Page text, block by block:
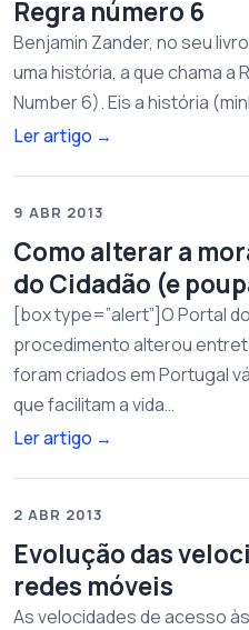
Regra número 6
Benjamin Zander, no seu
uma história, a que chama a
Number 6). Eis a história
Ler artigo →
9 ABR 2013
Como alterar a
do Cidadão (e
[box type=”alert”]O Portal
procedimento alterou
foram criados em Portugal
que facilitam a vida…
Ler artigo →
2 ABR 2013
Evolução das
redes móveis
As velocidades de acesso